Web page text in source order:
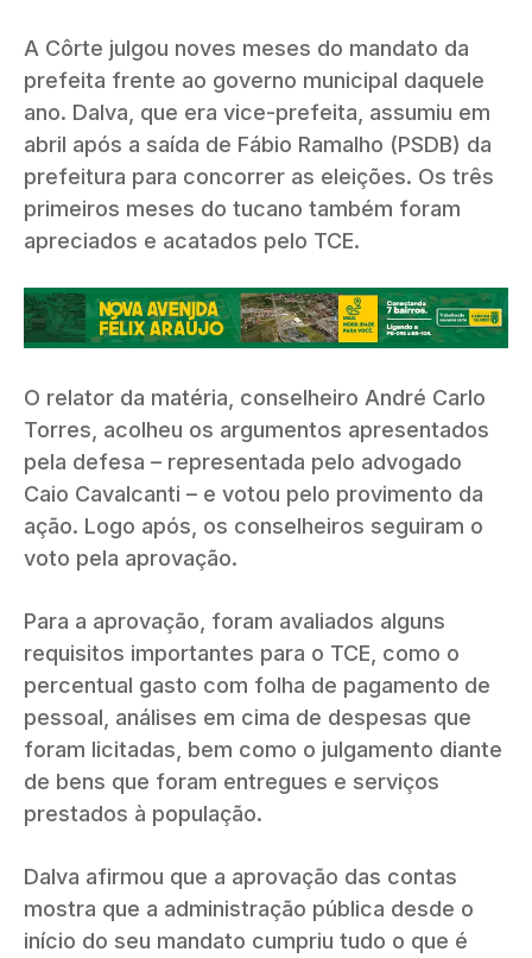
A Côrte julgou noves meses do mandato da
prefeita frente ao governo municipal daquele
ano. Dalva, que era vice-prefeita, assumiu em
abril após a saída de Fábio Ramalho (PSDB) da
prefeitura para concorrer as eleições. Os três
primeiros meses do tucano também foram
apreciados e acatados pelo TCE.
O relator da matéria, conselheiro André Carlo
Torres, acolheu os argumentos apresentados
pela defesa – representada pelo advogado
Caio Cavalcanti – e votou pelo provimento da
ação. Logo após, os conselheiros seguiram o
voto pela aprovação.
Para a aprovação, foram avaliados alguns
requisitos importantes para o TCE, como o
percentual gasto com folha de pagamento de
pessoal, análises em cima de despesas que
foram licitadas, bem como o julgamento diante
de bens que foram entregues e serviços
prestados à população.
Dalva afirmou que a aprovação das contas
mostra que a administração pública desde o
início do seu mandato cumpriu tudo o que é